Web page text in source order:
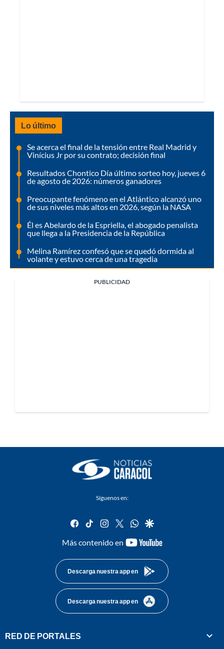
Lo último
Se acerca el final de la tensión entre Real Madrid y
Vinícius Jr por su contrato; decisión final
Resultados Chontico Día último sorteo hoy, jueves 6
de agosto de 2026: números ganadores
Preocupante fenómeno en el Atlántico alcanzó uno
de sus niveles más altos en 2026, según la NASA
Él es Abelardo de la Espriella, el abogado penalista
que llega a la Presidencia de la República
Melina Ramírez confesó que se quedó dormida al
volante y estuvo cerca de una tragedia
PUBLICIDAD
Síguenos en:
facebook
tiktok instagram
twitterwhatsapp
google
Más contenido en
youtube-
Descarga nuestra app en
Descarga nuestra app en
RED DE PORTALES